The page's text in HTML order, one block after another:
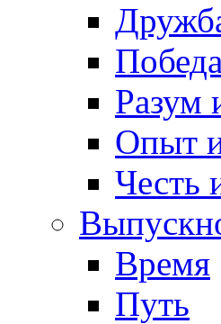
Разум
Опыт
Честь
Время
Путь